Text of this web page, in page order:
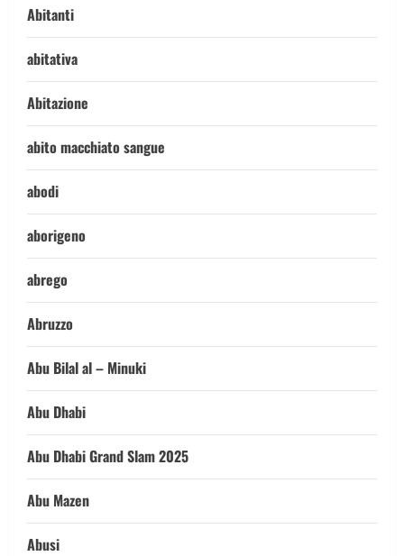
Abitanti
abitativa
Abitazione
abito macchiato sangue
abodi
aborigeno
abrego
Abruzzo
Abu Bilal al – Minuki
Abu Dhabi
Abu Dhabi Grand Slam 2025
Abu Mazen
Abusi